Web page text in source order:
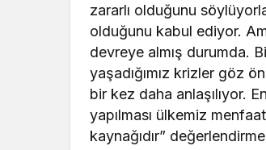
zararlı olduğunu
olduğunu kabul ediyor.
devreye almış durumda.
yaşadığımız krizler göz
bir kez daha anlaşılıyor.
yapılması ülkemiz
kaynağıdır”